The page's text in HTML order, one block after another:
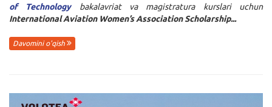
of Technologybakalavriat va magistratura kurslari uchun
International Aviation Women’s Association Scholarship...
Davomini o'qish